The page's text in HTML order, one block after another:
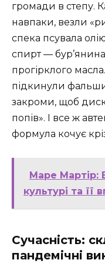
громади в степу.
навпаки, везли
спека псувала
спирт —
прогірклого
підкинули
закроми, щоб
попів». І все ж
формула кочує
Маре Мартір:
культурі та її
Сучасність:
пандемічні